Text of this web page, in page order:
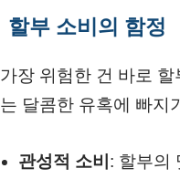
할부 소비의 함정
가장 위험한 건 바로
는 달콤한 유혹에 빠지
관성적 소비 : 할부의